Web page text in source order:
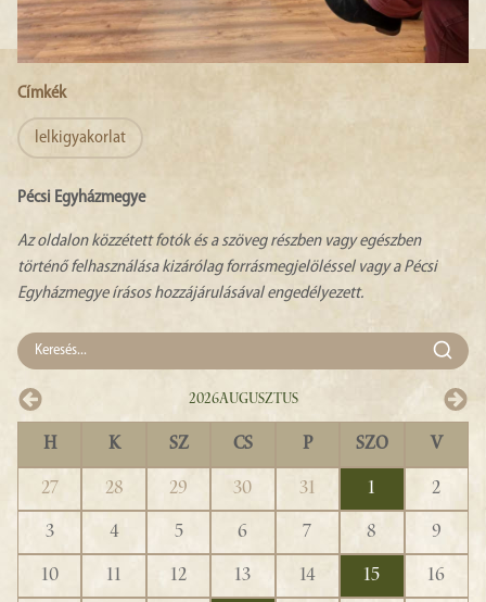
Címkék
lelkigyakorlat
Pécsi Egyházmegye
Az oldalon közzétett fotók és a szöveg részben vagy egészben
történő felhasználása kizárólag forrásmegjelöléssel vagy a Pécsi
Egyházmegye írásos hozzájárulásával engedélyezett.
2026Augusztus
H K SZ CS P SZO V
27 28 29 30 31 1
2
3
4 5 6 7 8
9
10
11 12 13 14 15
16